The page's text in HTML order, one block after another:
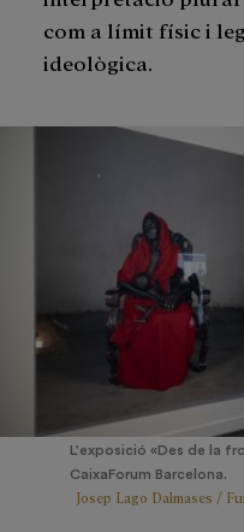
com a límit físic i
ideològica.
L'exposició «Des de la
CaixaForum Barcelona.
Josep Lago Dalmases /